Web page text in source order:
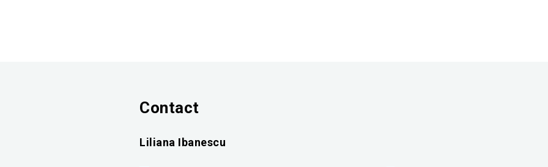
Contact
Liliana Ibanescu